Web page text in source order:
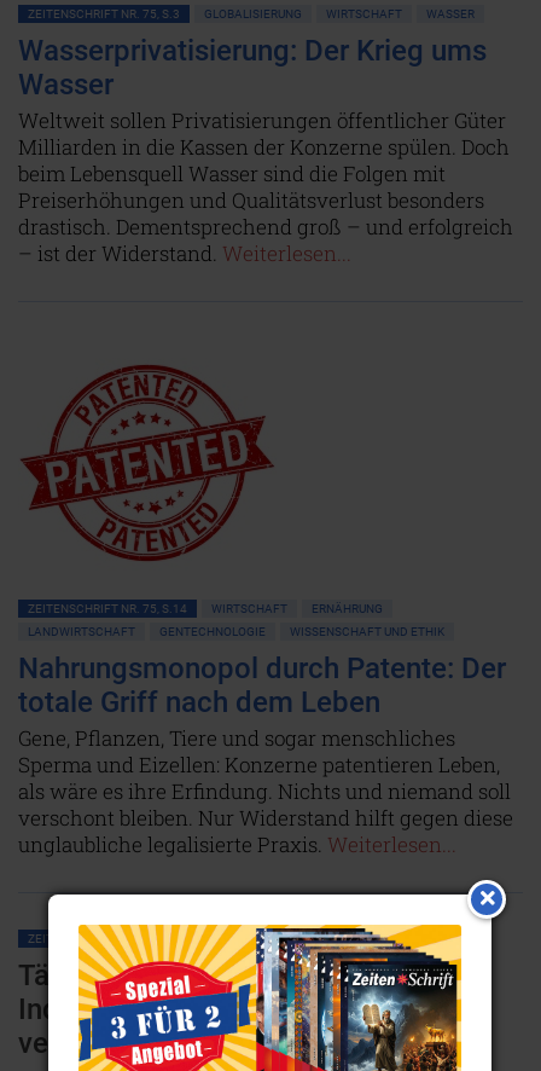
ZEITENSCHRIFT NR. 75, S.3 GLOBALISIERUNG WIRTSCHAFT WASSER
Wasserprivatisierung: Der Krieg ums
Wasser
Weltweit sollen Privatisierungen öffentlicher Güter
Milliarden in die Kassen der Konzerne spülen. Doch
beim Lebensquell Wasser sind die Folgen mit
Preiserhöhungen und Qualitätsverlust besonders
drastisch. Dementsprechend groß – und erfolgreich
– ist der Widerstand. Weiterlesen...
ZEITENSCHRIFT NR. 75, S.14 WIRTSCHAFT
ERNÄHRUNG
LANDWIRTSCHAFT
GENTECHNOLOGIE WISSENSCHAFT UND ETHIK
Nahrungsmonopol durch Patente: Der
totale Griff nach dem Leben
Gene, Pflanzen, Tiere und sogar menschliches
Sperma und Eizellen: Konzerne patentieren Leben,
als wäre es ihre Erfindung. Nichts und niemand soll
verschont bleiben. Nur Widerstand hilft gegen diese
unglaubliche legalisierte Praxis. Weiterlesen...
ZEITENSCHRIFT NR. 70, S.4 ERNÄHRUNG GESUNDHEIT
Täglicher Giftcocktail: Wie man uns
Industrie-Sondermüll als gesund
verkauft